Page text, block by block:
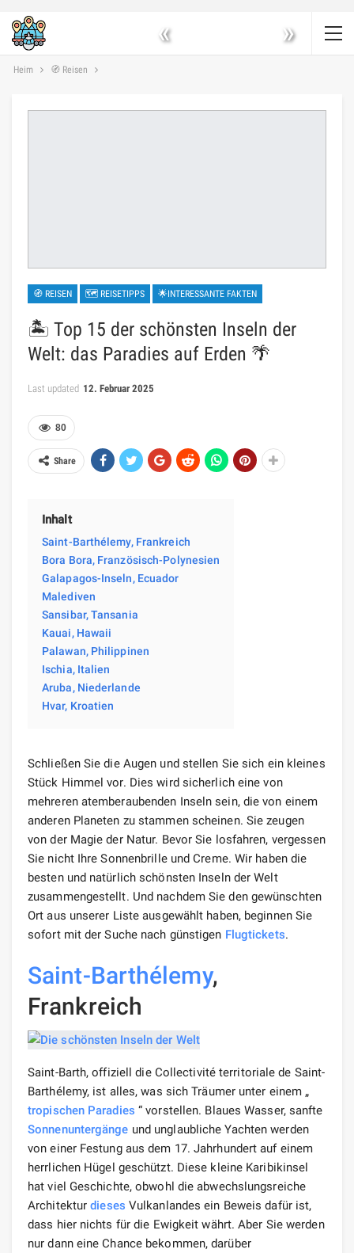
« »
Heim 🧭 Reisen
🧭 REISEN 🗺 REISETIPPS 🌟INTERESSANTE FAKTEN
🏝️ Top 15 der schönsten Inseln der
Welt: das Paradies auf Erden 🌴
Last updated 12. Februar 2025
80
Share
Inhalt
Saint-Barthélemy, Frankreich
Bora Bora, Französisch-Polynesien
Galapagos-Inseln, Ecuador
Malediven
Sansibar, Tansania
Kauai, Hawaii
Palawan, Philippinen
Ischia, Italien
Aruba, Niederlande
Hvar, Kroatien
Schließen Sie die Augen und stellen Sie sich ein kleines
Stück Himmel vor. Dies wird sicherlich eine von
mehreren atemberaubenden Inseln sein, die von einem
anderen Planeten zu stammen scheinen. Sie zeugen
von der Magie der Natur. Bevor Sie losfahren, vergessen
Sie nicht Ihre Sonnenbrille und Creme. Wir haben die
besten und natürlich schönsten Inseln der Welt
zusammengestellt. Und nachdem Sie den gewünschten
Ort aus unserer Liste ausgewählt haben, beginnen Sie
sofort mit der Suche nach günstigen Flugtickets.
Saint-Barthélemy,
Frankreich
Saint-Barth, offiziell die Collectivité territoriale de Saint-
Barthélemy, ist alles, was sich Träumer unter einem „
tropischen Paradies “ vorstellen. Blaues Wasser, sanfte
Sonnenuntergänge und unglaubliche Yachten werden
von einer Festung aus dem 17. Jahrhundert auf einem
herrlichen Hügel geschützt. Diese kleine Karibikinsel
hat viel Geschichte, obwohl die abwechslungsreiche
Architekturdieses Vulkanlandes ein Beweis dafür ist,
dass hier nichts für die Ewigkeit währt. Aber Sie werden
nur dann eine Chance bekommen, darüber